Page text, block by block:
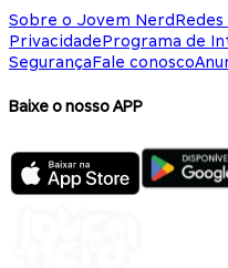
Sobre o Jovem NerdRedes
PrivacidadePrograma de
SegurançaFale conosco
Baixe o nosso APP